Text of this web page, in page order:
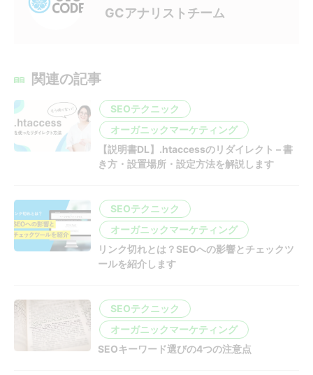
GCアナリストチーム
関連の記事
SEOテクニック
オーガニックマーケティング
【説明書DL】.htaccessのリダイレクト – 書
き方・設置場所・設定方法を解説します
SEOテクニック
オーガニックマーケティング
リンク切れとは？SEOへの影響とチェックツ
ールを紹介します
SEOテクニック
オーガニックマーケティング
SEOキーワード選びの4つの注意点